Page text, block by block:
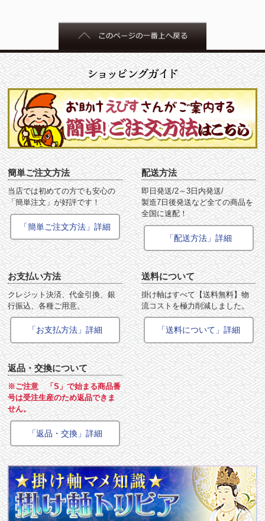
簡単ご注文方法
当店では初めての方でも安心の
「簡単注文」が好評です！
「簡単ご注文方法」詳細
配送方法
即日発送/2～3日内発送/
製造7日後発送など全ての商品を
全国に速配！
「配送方法」詳細
お支払い方法
クレジット決済、代金引換、銀
行振込、各種ご用意。
「お支払方法」詳細
送料について
掛け軸はすべて【送料無料】物
流コストを極力削減しました。
「送料について」詳細
返品・交換について
※ご注意 「S」で始まる商品番
号は受注生産のため返品できま
せん。
「返品・交換」詳細